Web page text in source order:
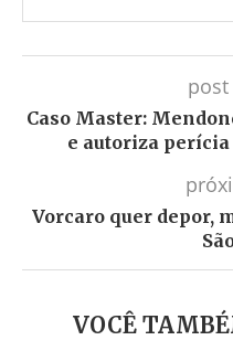
Caso Master:
e autoriza perícia
Vorcaro quer depor,
VOCÊ